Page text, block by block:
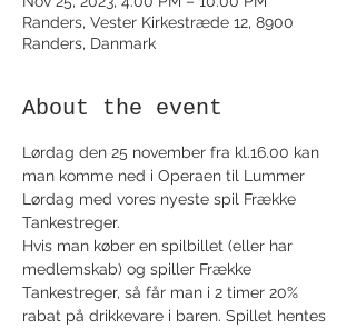
Randers, Vester Kirkestræde 12, 8900
Randers, Danmark
About the event
Lørdag den 25 november fra kl.16.00 kan
man komme ned i Operaen til Lummer
Lørdag med vores nyeste spil Frække
Tankestreger.
Hvis man køber en spilbillet (eller har
medlemskab) og spiller Frække
Tankestreger, så får man i 2 timer 20%
rabat på drikkevare i baren. Spillet hentes